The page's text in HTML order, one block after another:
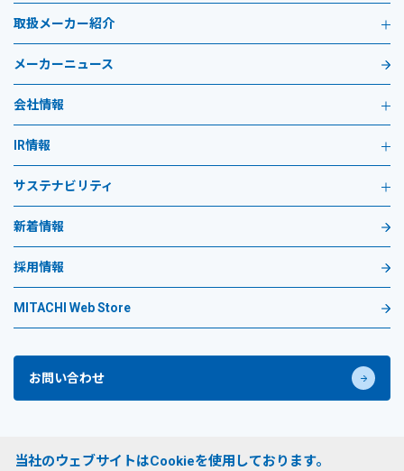
取扱メーカー紹介
メーカーニュース
会社情報
IR情報
サステナビリティ
新着情報
採用情報
MITACHI Web Store
お問い合わせ
当社のウェブサイトはCookieを使用しております。